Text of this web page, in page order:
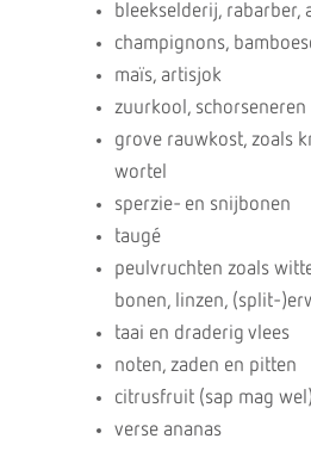
bleekselderij, rabarber,
champignons,
maïs, artisjok
zuurkool, schorseneren
grove rauwkost, zoals
wortel
sperzie- en snijbonen
taugé
peulvruchten zoals
bonen, linzen, (split-
taai en draderig vlees
noten, zaden en pitten
citrusfruit (sap mag wel)
verse ananas